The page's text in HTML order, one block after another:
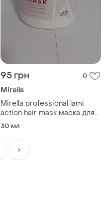
95 грн 0
Mirella
Mirella professional lami
action hair mask маска для
волос с эффектом
30 мл
>